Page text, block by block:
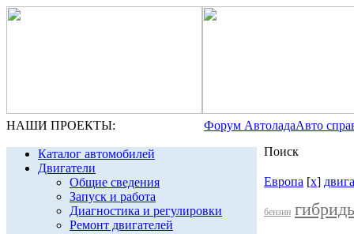
НАШИ ПРОЕКТЫ: Форум АвтоладаАвто
Каталог автомобилей
Двигатели
Общие сведения
Запуск и работа
Диагностика и регулировки
Ремонт двигателей
Поиск
Европа [x]
бензин